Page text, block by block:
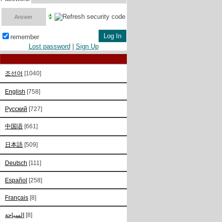
remember
Lost password
Sign Up
조선어 [1040]
English [758]
Русский [727]
中国语 [661]
日本語 [509]
Deutsch [111]
Español [258]
Français [8]
السياحة [8]